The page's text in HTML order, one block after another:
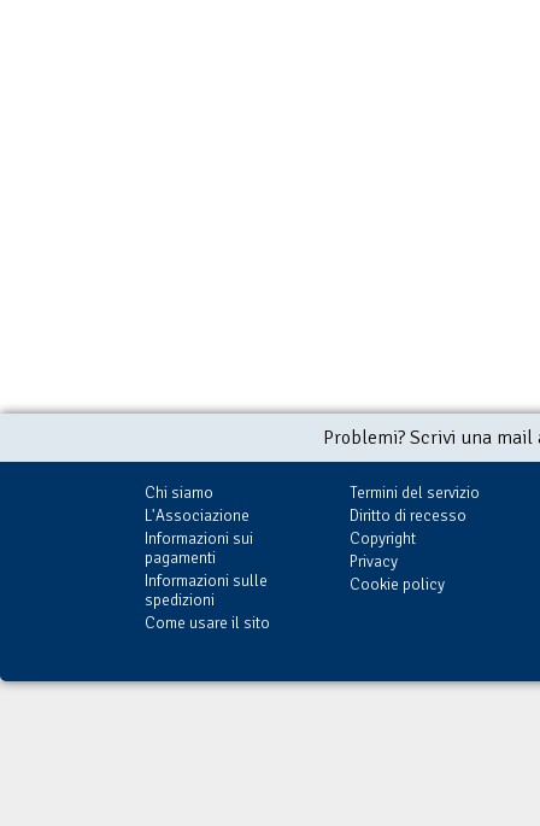
Problemi? Scrivi una
Chi siamo
L'Associazione
Informazioni sui
pagamenti
Informazioni sulle
spedizioni
Come usare il sito
Termini del servizio
Diritto di recesso
Copyright
Privacy
Cookie policy